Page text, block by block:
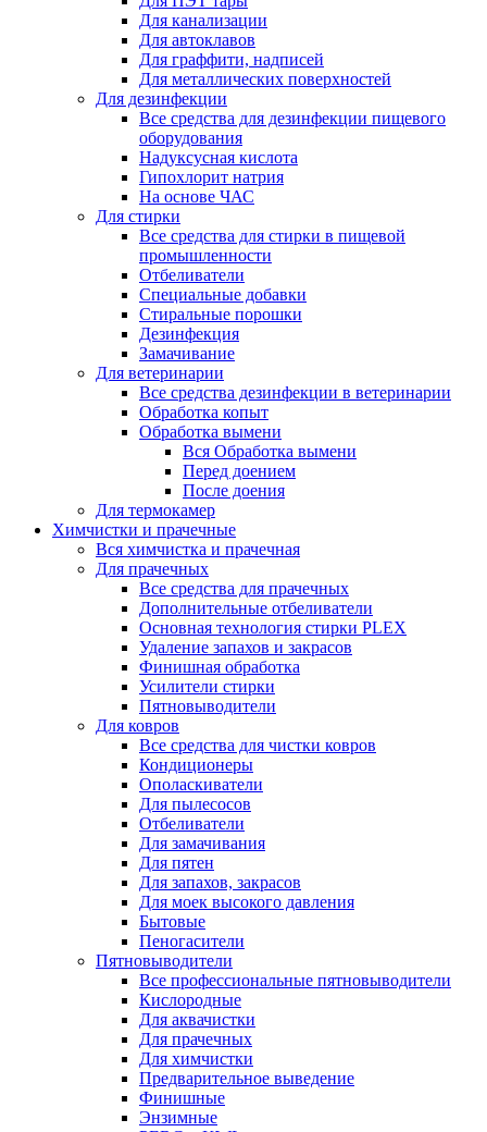
Для канализации
Для автоклавов
Для граффити, надписей
Для металлических поверхностей
Для дезинфекции
Все средства для дезинфекции пищевого
оборудования
Надуксусная кислота
Гипохлорит натрия
На основе ЧАС
Для стирки
Все средства для стирки в пищевой
промышленности
Отбеливатели
Специальные добавки
Стиральные порошки
Дезинфекция
Замачивание
Для ветеринарии
Все средства дезинфекции в ветеринарии
Обработка копыт
Обработка вымени
Вся Обработка вымени
Перед доением
После доения
Для термокамер
Химчистки и прачечные
Вся химчистка и прачечная
Для прачечных
Все средства для прачечных
Дополнительные отбеливатели
Основная технология стирки PLEX
Удаление запахов и закрасов
Финишная обработка
Усилители стирки
Пятновыводители
Для ковров
Все средства для чистки ковров
Кондиционеры
Ополаскиватели
Для пылесосов
Отбеливатели
Для замачивания
Для пятен
Для запахов, закрасов
Для моек высокого давления
Бытовые
Пеногасители
Пятновыводители
Все профессиональные пятновыводители
Кислородные
Для аквачистки
Для прачечных
Для химчистки
Предварительное выведение
Финишные
Энзимные